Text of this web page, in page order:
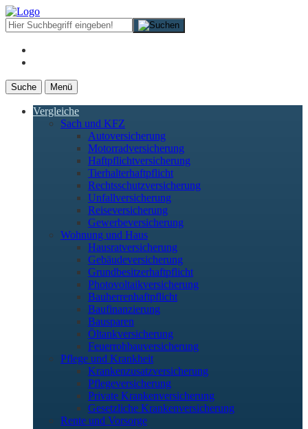
Suche Menü
Vergleiche
Sach und KFZ
Autoversicherung
Motorradversicherung
Haftpflichtversicherung
Tierhalterhaftpflicht
Rechtsschutzversicherung
Unfallversicherung
Reiseversicherung
Gewerbeversicherung
Wohnung und Haus
Hausratversicherung
Gebäudeversicherung
Grundbesitzerhaftpflicht
Photovoltaikversicherung
Bauherrenhaftpflicht
Baufinanzierung
Bausparen
Öltankversicherung
Feuerrohbauversicherung
Pflege und Krankheit
Krankenzusatzversicherung
Pflegeversicherung
Private Krankenversicherung
Gesetzliche Krankenversicherung
Rente und Vorsorge